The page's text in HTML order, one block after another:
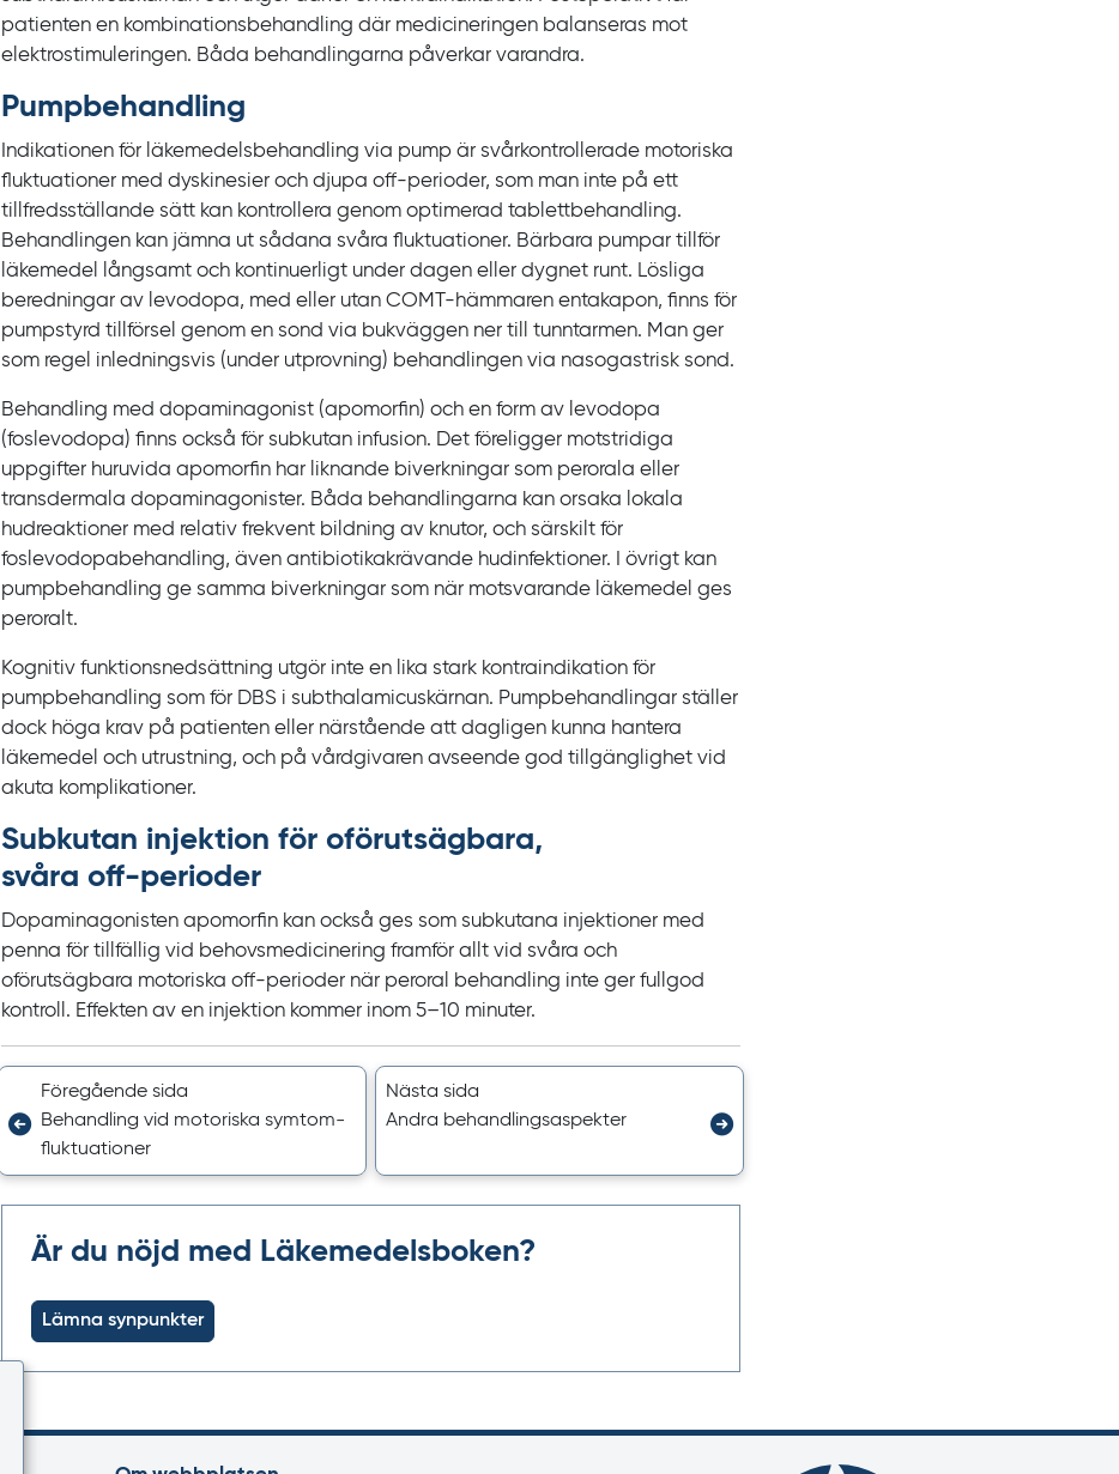
patienten en kombinationsbehandling där medicineringen balanseras mot
elektrostimuleringen. Båda behandlingarna påverkar varandra.
Pump­behandling
Indikationen för läkemedelsbehandling via pump är svårkontrollerade motoriska
fluktuationer med dyskinesier och djupa off‍-‍perioder, som man inte på ett
tillfredsställande sätt kan kontrollera genom optimerad tablettbehandling.
Behandlingen kan jämna ut sådana svåra fluktuationer. Bärbara pumpar tillför
läkemedel långsamt och kontinuerligt under dagen eller dygnet runt. Lösliga
beredningar av levodopa, med eller utan COMT‍-‍hämmaren entakapon, finns för
pumpstyrd tillförsel genom en sond via bukväggen ner till tunntarmen. Man ger
som regel inledningsvis (under utprovning) behandlingen via nasogastrisk sond.
Behandling med dopaminagonist (apomorfin) och en form av levodopa
(foslevodopa) finns också för subkutan infusion. Det föreligger motstridiga
uppgifter huruvida apomorfin har liknande biverkningar som perorala eller
transdermala dopaminagonister. Båda behandlingarna kan orsaka lokala
hudreaktioner med relativ frekvent bildning av knutor, och särskilt för
foslevodopabehandling, även antibiotikakrävande hudinfektioner. I övrigt kan
pumpbehandling ge samma biverkningar som när motsvarande läkemedel ges
peroralt.
Kognitiv funktionsnedsättning utgör inte en lika stark kontraindikation för
pumpbehandling som för DBS i subthalamicuskärnan. Pumpbehandlingar ställer
dock höga krav på patienten eller närstående att dagligen kunna hantera
läkemedel och utrustning, och på vårdgivaren avseende god tillgänglighet vid
akuta komplikationer.
Subkutan injektion för oförutsägbara,
svåra off‍-‍perioder
Dopaminagonisten apomorfin kan också ges som subkutana injektioner med
penna för tillfällig vid behovsmedicinering framför allt vid svåra och
oförutsägbara motoriska off‍-‍perioder när peroral behandling inte ger fullgod
kontroll. Effekten av en injektion kommer inom 5‍–‍10 minuter.
Föregående sida
Behandling vid motoriska symtom­
fluktuationer
Nästa sida
Andra behandlings­aspekter
Är du nöjd med Läkemedelsboken?
Lämna synpunkter